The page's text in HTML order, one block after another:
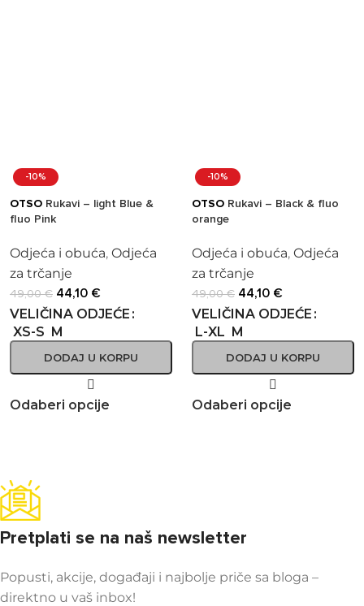
-10%
OTSO Rukavi – light Blue &
fluo Pink
Odjeća i obuća, Odjeća
za trčanje
49,00€ 44,10 €
VELIČINA ODJEĆE
XS-S M
DODAJ U KORPU
Odaberi opcije
-10%
OTSO Rukavi – Black & fluo
orange
Odjeća i obuća, Odjeća
za trčanje
49,00€ 44,10 €
VELIČINA ODJEĆE
L-XL M
DODAJ U KORPU
Odaberi opcije
Pretplati se na naš newsletter
Popusti, akcije, događaji i najbolje priče sa bloga –
direktno u vaš inbox!